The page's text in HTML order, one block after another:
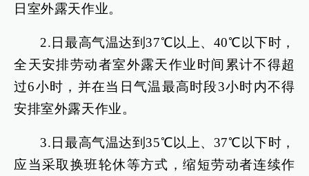
日室外露天作业。
2.日最高气温达到37℃以上、40℃以下时，
全天安排劳动者室外露天作业时间累计不得超
过6小时，并在当日气温最高时段3小时内不得
安排室外露天作业。
3.日最高气温达到35℃以上、37℃以下时，
应当采取换班轮休等方式，缩短劳动者连续作